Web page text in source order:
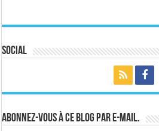
Social
Abonnez-vous à ce blog par e-mail.